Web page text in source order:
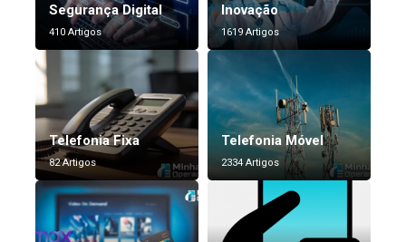
Segurança Digital
410 Artigos
Inovação
1619 Artigos
Telefonia Fixa
82 Artigos
Telefonia Móvel
2334 Artigos